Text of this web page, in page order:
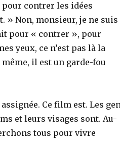
contrer les idées
» Non, monsieur, je ne suis
pour « contrer », pour
yeux, ce n’est pas là la
il est un garde-fou
Ce film est. Les
et leurs visages sont. Au-
tous pour vivre